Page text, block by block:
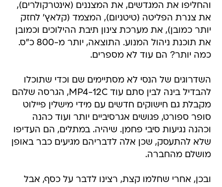
והחליפו את המגדשים, את המצננים (אינטרקולרים),
את צנרת הפליטה (טיטניום), המצמד (קלאץ' לחזק
יותר כמובן), את מערכת צינון תיבת ההילוכים וכמובן
את תוכנת ניהול המנוע. התוצאה, יותר מ-800 כ"ס.
כמה יותר? הם עוד לא מספרים.
השדרוגים של הנסי לא מסתיימים שם וכדי שתוכלו
להבדיל בינה לבין סתם עוד MP4-12C, הגרסה שלהם
מקבלת גם חישוקים חדשים עם מידי מישלין פיילוט
סופר ספורט, פגושים אגרסיביים יותר ועוד כהנה
וכהנה נגיעות סיבי פחמן. שיהיה. במתלים, הם העדיפו
שלא להתעסק, שכן אלה לדבריהם מגיעים כבר באופן
מושלם מהחברה.
ובכן, אחרי שחלמו קצת, רצינו לדבר על כסף, אבל